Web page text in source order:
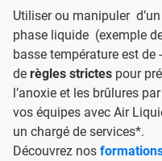
Utiliser ou manipuler
phase liquide (exemple
basse température est de
de règles strictes pour
l’anoxie et les brûlures
vos équipes avec Air
un chargé de services*.
Découvrez nos